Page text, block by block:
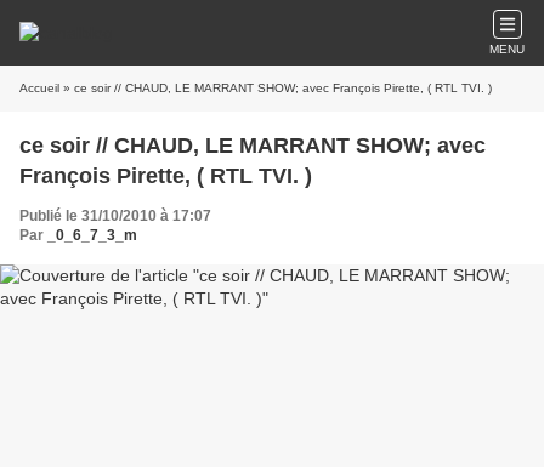
MENU
Accueil » ce soir // CHAUD, LE MARRANT SHOW; avec François Pirette, ( RTL TVI. )
ce soir // CHAUD, LE MARRANT SHOW; avec
François Pirette, ( RTL TVI. )
Publié le 31/10/2010 à 17:07
Par
_0_6_7_3_m